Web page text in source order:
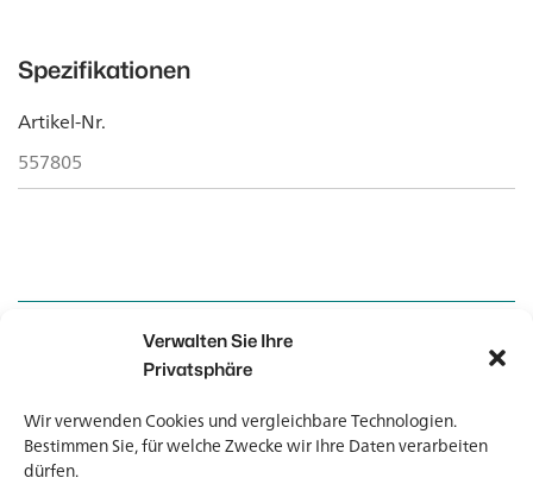
Verwalten Sie Ihre
Privatsphäre
Wir verwenden Cookies und vergleichbare Technologien.
Bestimmen Sie, für welche Zwecke wir Ihre Daten verarbeiten
dürfen.
Spezifikationen
Artikel-Nr.
557805
Kontakt
Kontakt
Newsletter
Newsletter